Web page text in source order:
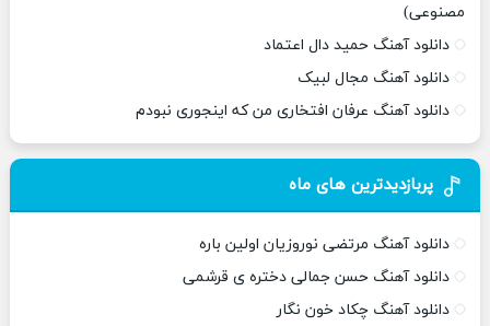
مصنوعی)
دانلود آهنگ حمید دال اعتماد
دانلود آهنگ مجال لبیک
دانلود آهنگ عرفان افتخاری من که اینجوری نبودم
پربازدیدترین های ماه
دانلود آهنگ مرتضی نوروزیان اولین باره
دانلود آهنگ حسن جمالی دختره ی قرشمی
دانلود آهنگ چکاد خون نگار